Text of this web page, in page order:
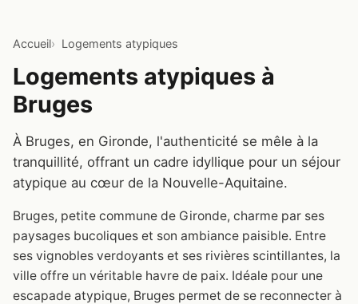
Accueil Logements atypiques
Logements atypiques à
Bruges
À Bruges, en Gironde, l'authenticité se mêle à la
tranquillité, offrant un cadre idyllique pour un séjour
atypique au cœur de la Nouvelle-Aquitaine.
Bruges, petite commune de Gironde, charme par ses
paysages bucoliques et son ambiance paisible. Entre
ses vignobles verdoyants et ses rivières scintillantes, la
ville offre un véritable havre de paix. Idéale pour une
escapade atypique, Bruges permet de se reconnecter à